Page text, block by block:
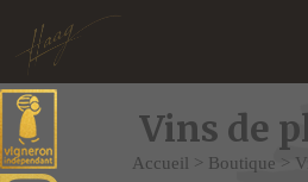
Vins de
Accueil > Boutique >